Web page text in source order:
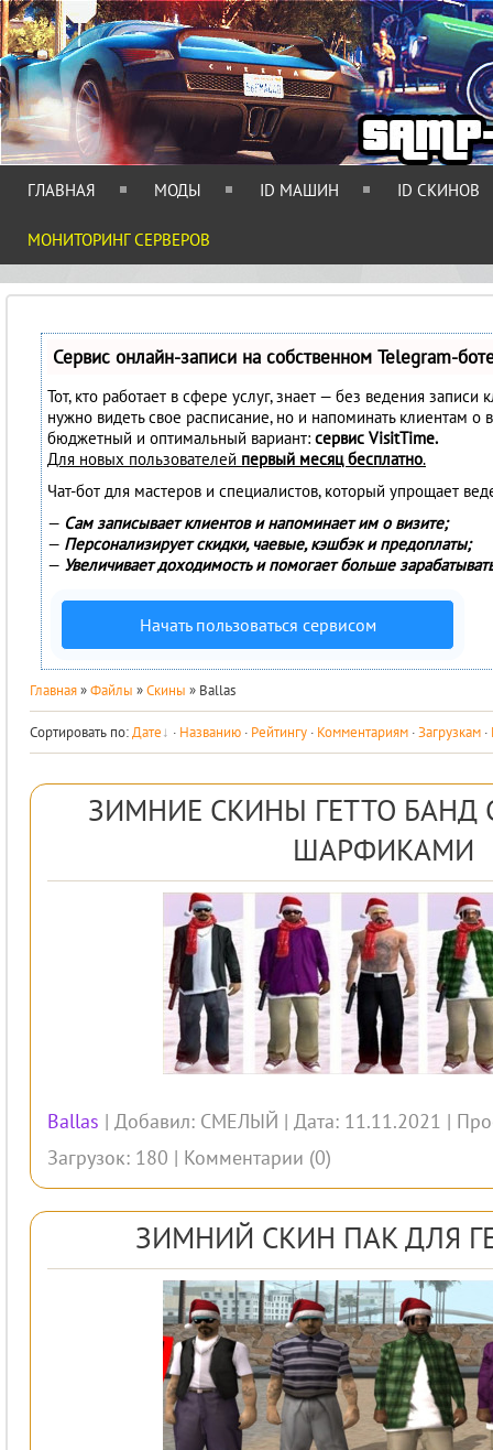
ГЛАВНАЯ МОДЫ ID МАШИН ID СКИНОВ
МОНИТОРИНГ СЕРВЕРОВ
Сервис онлайн-записи на собственном Telegram-
Тот, кто работает в сфере услуг, знает — без ведения записи
нужно видеть свое расписание, но и напоминать клиентам
бюджетный и оптимальный вариант: сервис VisitTime.
Для новых пользователей первый месяц бесплатно.
Чат-бот для мастеров и специалистов, который упрощает
— Сам записывает клиентов и напоминает им о визите;
— Персонализирует скидки, чаевые, кэшбэк и предоплаты;
— Увеличивает доходимость и помогает больше
Начать пользоваться сервисом
Главная»Файлы »Скины » Ballas
Сортировать по:Дате · Названию · Рейтингу · Комментариям ·Загрузкам ·
ЗИМНИЕ СКИНЫ ГЕТТО
ШАРФИКАМИ
Ballas | Добавил: СМЕЛЫЙ | Дата: 11.11.2021 |
Загрузок: 180 | Комментарии (0)
ЗИМНИЙ СКИН ПАК ДЛЯ